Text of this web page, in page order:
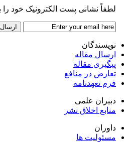
لطفاً نشانی پست الکترونیک خود را
نویسندگان
ارسال مقاله
پیگیری مقاله
تعارض در منافع
فرم تعهدنامه
دبیران علمی
منابع اخلاق نشر
داوران
مسئولیت ها